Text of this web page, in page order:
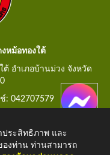
หม้อทองใต้
อำเภอบ้านม่วง จังหวัด
: 042707579
ประสิทธิภาพ และ
งท่าน ท่านสามารถ